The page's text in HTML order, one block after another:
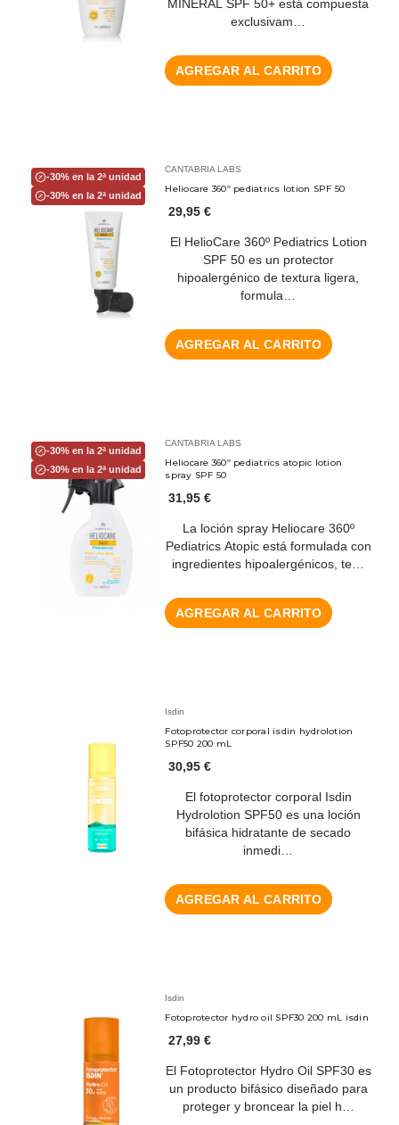
MINERAL SPF 50+ está compuesta
exclusivam…
AGREGAR AL CARRITO
-30% en la 2ª unidad
-30% en la 2ª unidad
CANTABRIA LABS
Heliocare 360º pediatrics lotion SPF 50
29,95 €
El HelioCare 360º Pediatrics Lotion
SPF 50 es un protector
hipoalergénico de textura ligera,
formula…
AGREGAR AL CARRITO
-30% en la 2ª unidad
-30% en la 2ª unidad
CANTABRIA LABS
Heliocare 360º pediatrics atopic lotion
spray SPF 50
31,95 €
La loción spray Heliocare 360º
Pediatrics Atopic está formulada con
ingredientes hipoalergénicos, te…
AGREGAR AL CARRITO
Isdin
Fotoprotector corporal isdin hydrolotion
SPF50 200 mL
30,95 €
El fotoprotector corporal Isdin
Hydrolotion SPF50 es una loción
bifásica hidratante de secado
inmedi…
AGREGAR AL CARRITO
Isdin
Fotoprotector hydro oil SPF30 200 mL isdin
27,99 €
El Fotoprotector Hydro Oil SPF30 es
un producto bifásico diseñado para
proteger y broncear la piel h…